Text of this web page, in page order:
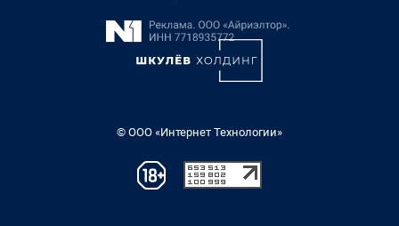
© ООО «Интернет Технологии»